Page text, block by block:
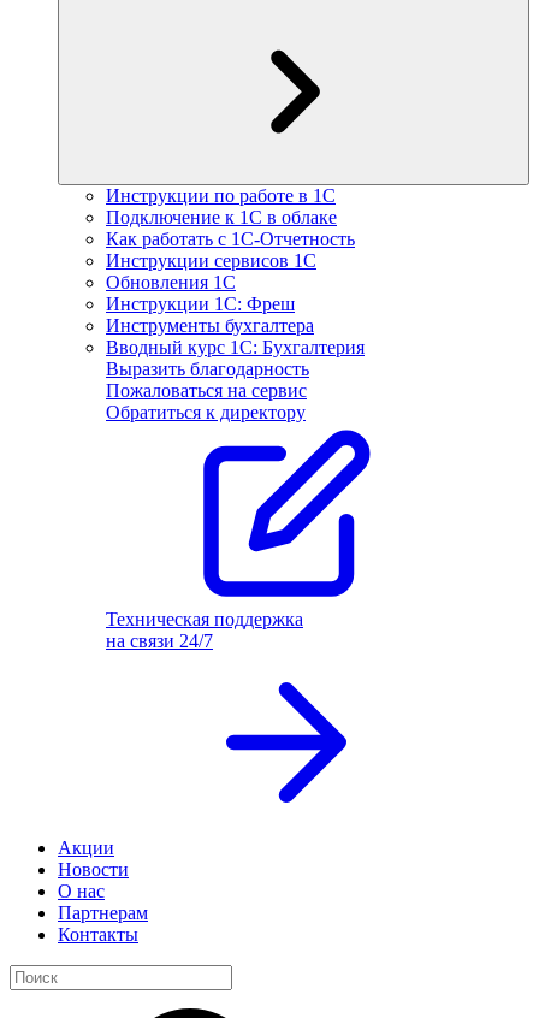
Инструкции по работе в 1С
Подключение к 1С в облаке
Как работать с 1С‑Отчетность
Инструкции сервисов 1С
Обновления 1С
Инструкции 1С: Фреш
Инструменты бухгалтера
Вводный курс 1С: Бухгалтерия
Выразить благодарность
Пожаловаться на сервис
Обратиться к директору
Техническая поддержка
на связи 24/7
Акции
Новости
О нас
Партнерам
Контакты